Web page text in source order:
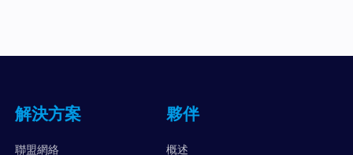
解決方案
聯盟網絡
夥伴
概述